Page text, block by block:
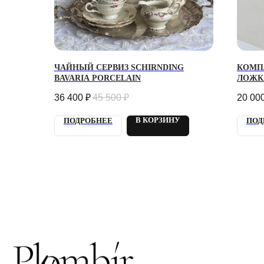
ЧАЙНЫЙ СЕРВИЗ SCHIRNDING
BAVARIA PORCELAIN
36 400 ₽45 500 ₽
ПОДРОБНЕЕ В КОРЗИНУ
20
+7
УЛ.